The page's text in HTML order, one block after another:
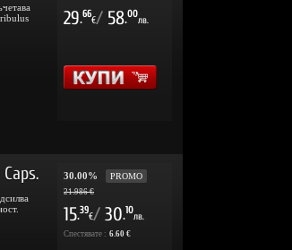
29.66
€/ 58.00
лв.
30.00% PROMO
21.986 €
15.39
€/ 30.10
лв.
Спестявате : 6.60 €